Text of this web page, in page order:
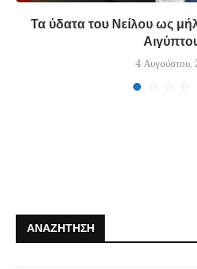
Τα ύδατα του Νείλου ως
4 Αυγούστου,
ΑΝΑΖΉΤΗΣΗ